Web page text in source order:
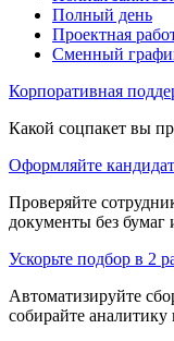
Полный день
Проектная
Сменный
Корпоративная
Какой соцпакет вы
Оформляйте
Проверяйте
документы без бумаг
Ускорьте подбор в 2
Автоматизируйте
собирайте аналитику